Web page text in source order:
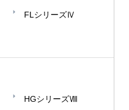
FLシリーズⅣ
HGシリーズⅧ